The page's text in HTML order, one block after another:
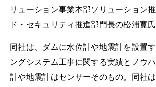
リューション事業本部ソリューション
ド・セキュリティ推進部門長の松浦寛氏
同社は、ダムに水位計や地震計を設置
ングシステム工事に関する実績とノウ
計や地震計はセンサーそのもの。同社